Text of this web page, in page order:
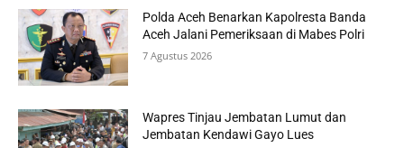
Polda Aceh Benarkan Kapolresta Banda
Aceh Jalani Pemeriksaan di Mabes Polri
7 Agustus 2026
Wapres Tinjau Jembatan Lumut dan
Jembatan Kendawi Gayo Lues